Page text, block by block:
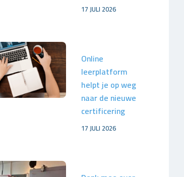
17 JULI 2026
Online
leerplatform
helpt je op weg
naar de nieuwe
certificering
17 JULI 2026